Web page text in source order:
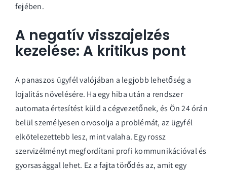
fejében.
A negatív visszajelzés
kezelése: A kritikus pont
A panaszos ügyfél valójában a legjobb lehetőség a
lojalitás növelésére. Ha egy hiba után a rendszer
automata értesítést küld a cégvezetőnek, és Ön 24 órán
belül személyesen orvosolja a problémát, az ügyfél
elkötelezettebb lesz, mint valaha. Egy rossz
szervizélményt megfordítani profi kommunikációval és
gyorsasággal lehet. Ez a fajta törődés az, amit egy